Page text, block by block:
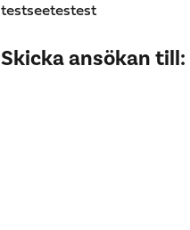
testseetestest
Skicka ansökan till: